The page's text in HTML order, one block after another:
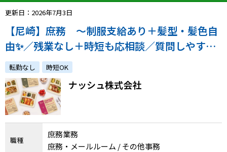
更新日：2026年7月3日
【尼崎】庶務 ～制服支給あり＋髪型・髪色自
由✨／残業なし＋時短も応相談／質問しやすい
環境／CMでお馴染みの高成長企業！～
転勤なし 時短OK
ナッシュ株式会社
職種
庶務業務
庶務・メールルーム / その他事務